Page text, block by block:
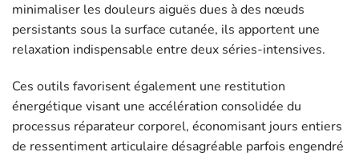
minimaliser les douleurs aiguës dues à des nœuds
persistants sous la surface cutanée, ils apportent une
relaxation indispensable entre deux séries-intensives.
Ces outils favorisent également une restitution
énergétique visant une accélération consolidée du
processus réparateur corporel, économisant jours entiers
de ressentiment articulaire désagréable parfois engendré